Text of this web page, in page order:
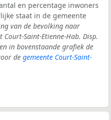
en percentage inwoners
staat in de gemeente
van de bevolking naar
Saint-Etienne-Hab. Disp.
in bovenstaande grafiek de
de gemeente Court-Saint-